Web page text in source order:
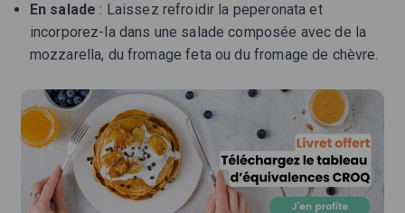
En salade : Laissez refroidir la peperonata et
incorporez-la dans une salade composée avec de la
mozzarella, du fromage feta ou du fromage de chèvre.